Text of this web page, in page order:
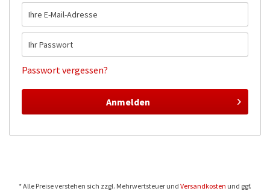
Passwort vergessen?
Anmelden
* Alle Preise verstehen sich zzgl. Mehrwertsteuer und Versandkosten und ggf.